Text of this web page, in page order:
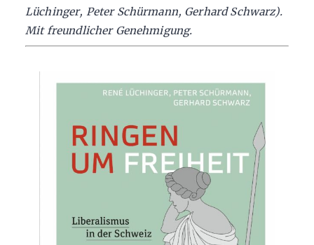
Lüchinger, Peter Schürmann, Gerhard Schwarz).
Mit freundlicher Genehmigung.